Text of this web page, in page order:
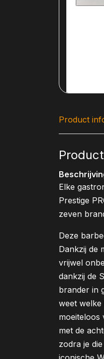
Product
Elke
Prestige
zeven
Deze
Dankzij de
vrijwel
dankzij de
brander in
weet
met de
zodra je